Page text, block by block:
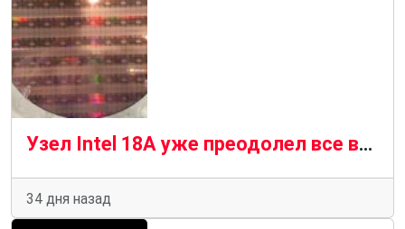
Узел Intel 18A уже преодолел все возникшие у него проблемы — производство идет полным ходом
34 дня назад